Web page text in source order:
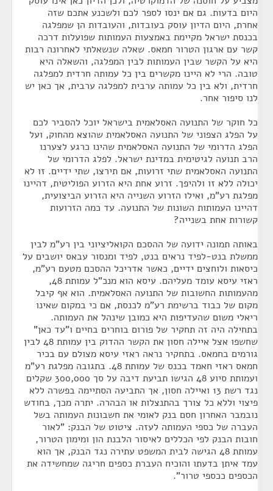
היום בדעות. גם אם ינסו לספר לכם ולשכנע אתכם שזה
אחרת, היום הדיון עוסק בעובדות, והעובדות הן שמפלגה
בכנסת ישראל מקיימת באמצעות העמותות שפועלות דרכה
קשר עם ארגון הטרור חמאס. שאלה שנשאלתי לאחרונה רבות
היא על הקשר שבין העמותות לבין המפלגה, והשאלה היא
טובה. הרי לא היינו מקשרים בין כל עמותה חרדית למפלגה
חרדית, ולא בין כל עמותה ערבית למפלגה ערבית, אך כאן יש
לנו סיפור אחר.
כל חוקר של התנועה האסלאמית בישראל יוכל להסביר לכם
על הפלג הצפוני של התנועה האסלאמית שהוצא מהחוק, ועל
הפלג הדרומי של התנועה האסלאמית שהינו כרגע לצערנו
הרב תנועה לגיטימית במדינת ישראל. לפלג הדרומי של
התנועה האסלאמית שתי זרועות, אם תירצו, שתי ידיים. זו לא
יכולה ללא זו ולהיפך. זרוע אחת היא הזרוע הפוליטית, דהיינו
מפלגת רע"מ, ואילו הזרוע השנייה היא הזרוע הביצועית,
דהיינו העמותות השונות של התנועה. עד כמה הזרועות
קשורות אחת בשנייה?
באותה תמונה ידועה של ההסכם הקואליציוני בין רע"מ לבין
ממשלת בנט-לפיד נראים בנט, לפיד ומנסור עבאס יושבים על
כיסאות ולוחצים ידיים, כאשר אדריכל ההסכם מטעם רע"מ,
ראזי עיסא עומד מעליהם. עיסא הוא מנכ"ל עמותת 48,
מהעמותות החשובות של התנועה האסלאמית. הוא אף קיבל
מקום של כבוד ברשימת רע"מ לכנסת, אם כי במקום שאינו
ריאלי משום שהעדיפות היא כמובן שינהל את העמותה.
בתחילה היה זה תחקיר של פורום בוחרים בחיים ו"עד כאן"
שחשפו אצל איילה חסון את הקשר ההדוק בין עמותת 48 לבין
גורמים בחמאס. בתחקיר נראה ראזי עיסא מצולם עם בכיר
חמאס ראזי חאמד בכנס של עמותת 48. בתגובה מפלגת רע"מ
ועמותת סיוע 48 הגישו תביעת דיבה על סך 300,000 שקלים
נגד רשת 13 ואיילה חסון, אך התביעה הסתיימה בפשרה ללא
פיצוי וללא כל צורך בהתנצלות או הבהרה. יתרה מכך, בחודש
נובמבר האחרון חסם בנק לאומי את חשבונות העמותה בשל
העברה של כספי העמותה לעזה. ציטוט של הבנק: "לאור
חובות הבנק לפי הכללים לאיסור הלבנת הון ומימון הטרור,
עמותת 48 הגישה לבית המשפט עתירה נגד הבנק, אך הוא
עמד איתן בדעתו והוכיח העברת כספים חריגה שמחשידה את
הכספים ככספי טרור".